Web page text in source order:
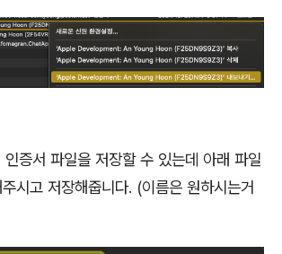
증서 파일을 저장할 수 있는데 아래 파일
시고 저장해줍니다. (이름은 원하시는거